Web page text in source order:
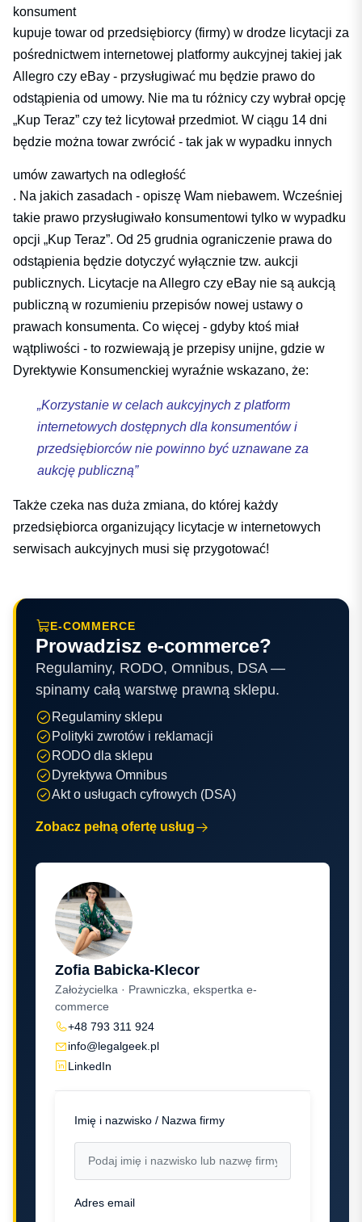
konsument
kupuje towar od przedsiębiorcy (firmy) w drodze licytacji za
pośrednictwem internetowej platformy aukcyjnej takiej jak
Allegro czy eBay - przysługiwać mu będzie prawo do
odstąpienia od umowy. Nie ma tu różnicy czy wybrał opcję
„Kup Teraz” czy też licytował przedmiot. W ciągu 14 dni
będzie można towar zwrócić - tak jak w wypadku innych
umów zawartych na odległość
. Na jakich zasadach - opiszę Wam niebawem. Wcześniej
takie prawo przysługiwało konsumentowi tylko w wypadku
opcji „Kup Teraz”. Od 25 grudnia ograniczenie prawa do
odstąpienia będzie dotyczyć wyłącznie tzw. aukcji
publicznych. Licytacje na Allegro czy eBay nie są aukcją
publiczną w rozumieniu przepisów nowej ustawy o
prawach konsumenta. Co więcej - gdyby ktoś miał
wątpliwości - to rozwiewają je przepisy unijne, gdzie w
Dyrektywie Konsumenckiej wyraźnie wskazano, że:
„Korzystanie w celach aukcyjnych z platform
internetowych dostępnych dla konsumentów i
przedsiębiorców nie powinno być uznawane za
aukcję publiczną”
Także czeka nas duża zmiana, do której każdy
przedsiębiorca organizujący licytacje w internetowych
serwisach aukcyjnych musi się przygotować!
E-COMMERCE
Prowadzisz e-commerce?
Regulaminy, RODO, Omnibus, DSA —
spinamy całą warstwę prawną sklepu.
Regulaminy sklepu
Polityki zwrotów i reklamacji
RODO dla sklepu
Dyrektywa Omnibus
Akt o usługach cyfrowych (DSA)
Zobacz pełną ofertę usług
Zofia Babicka-Klecor
Założycielka · Prawniczka, ekspertka e-
commerce
+48 793 311 924
info@legalgeek.pl
LinkedIn
Imię i nazwisko / Nazwa firmy
Adres email